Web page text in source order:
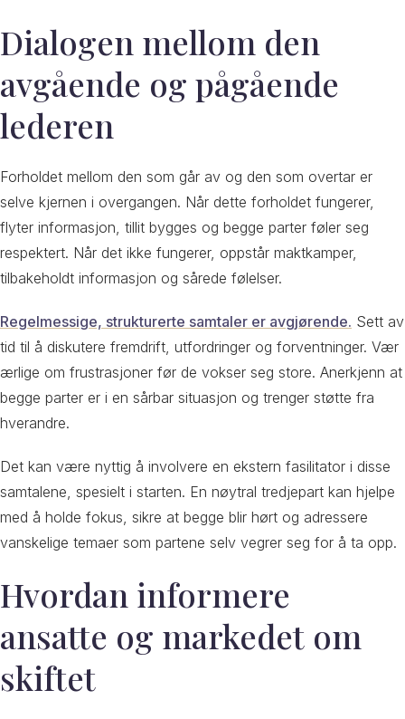
Dialogen mellom den
avgående og pågående
lederen
Forholdet mellom den som går av og den som overtar er
selve kjernen i overgangen. Når dette forholdet fungerer,
flyter informasjon, tillit bygges og begge parter føler seg
respektert. Når det ikke fungerer, oppstår maktkamper,
tilbakeholdt informasjon og sårede følelser.
Regelmessige, strukturerte samtaler er avgjørende. Sett av
tid til å diskutere fremdrift, utfordringer og forventninger. Vær
ærlige om frustrasjoner før de vokser seg store. Anerkjenn at
begge parter er i en sårbar situasjon og trenger støtte fra
hverandre.
Det kan være nyttig å involvere en ekstern fasilitator i disse
samtalene, spesielt i starten. En nøytral tredjepart kan hjelpe
med å holde fokus, sikre at begge blir hørt og adressere
vanskelige temaer som partene selv vegrer seg for å ta opp.
Hvordan informere
ansatte og markedet om
skiftet